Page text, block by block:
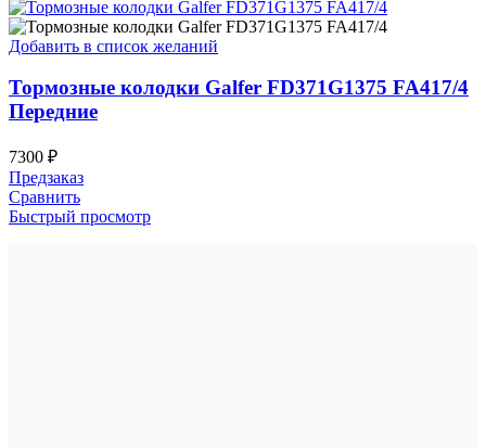
Добавить в список желаний
Тормозные колодки Galfer FD371G1375 FA417/4
Передние
7300 ₽
Предзаказ
Сравнить
Быстрый просмотр